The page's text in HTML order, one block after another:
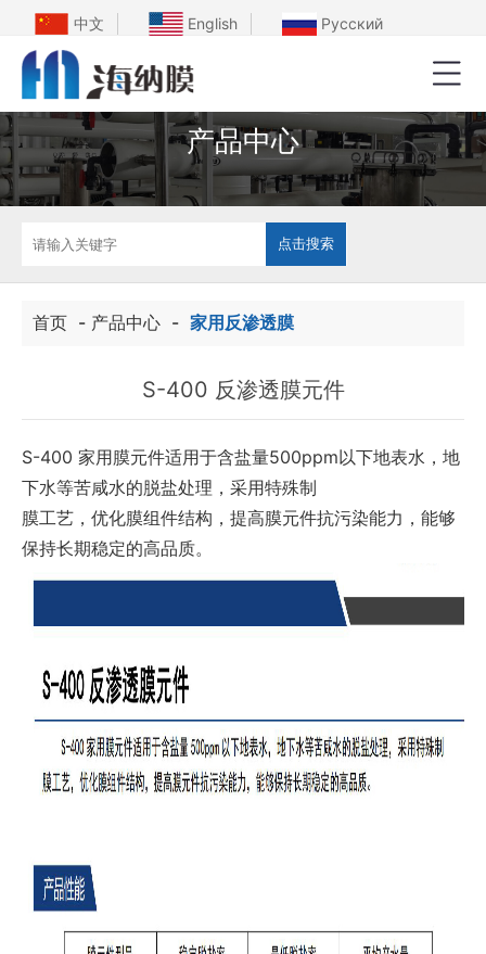
中文 English Русский
产品中心
首页 - 产品中心 - 家用反渗透膜
S-400 反渗透膜元件
S-400 家用膜元件适用于含盐量500ppm以下地表水，地
下水等苦咸水的脱盐处理，采用特殊制
膜工艺，优化膜组件结构，提高膜元件抗污染能力，能够
保持长期稳定的高品质。